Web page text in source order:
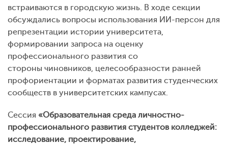
встраиваются в городскую жизнь. В ходе секции
обсуждались вопросы использования ИИ-персон для
репрезентации истории университета,
формировании запроса на оценку
профессионального развития со
стороны чиновников, целесообразности ранней
профориентации и форматах развития студенческих
сообществ в университетских кампусах.
Сессия «Образовательная среда личностно-
профессионального развития студентов колледжей:
исследование, проектирование,